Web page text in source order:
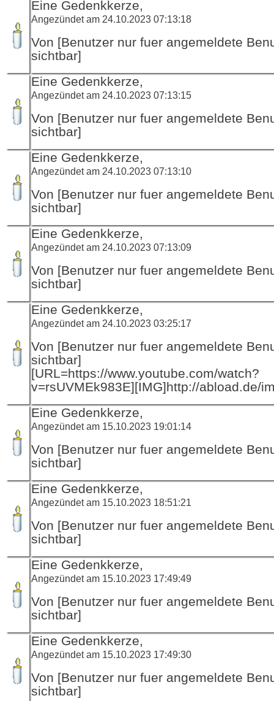
Eine Gedenkkerze,
Angezündet am 24.10.2023 07:13:18
Von [Benutzer nur fuer angemeldete
sichtbar]
Eine Gedenkkerze,
Angezündet am 24.10.2023 07:13:15
Von [Benutzer nur fuer angemeldete
sichtbar]
Eine Gedenkkerze,
Angezündet am 24.10.2023 07:13:10
Von [Benutzer nur fuer angemeldete
sichtbar]
Eine Gedenkkerze,
Angezündet am 24.10.2023 07:13:09
Von [Benutzer nur fuer angemeldete
sichtbar]
Eine Gedenkkerze,
Angezündet am 24.10.2023 03:25:17
Von [Benutzer nur fuer angemeldete
sichtbar]
[URL=https://www.youtube.com/watch?
v=rsUVMEk983E][IMG]http://abload.de/
Eine Gedenkkerze,
Angezündet am 15.10.2023 19:01:14
Von [Benutzer nur fuer angemeldete
sichtbar]
Eine Gedenkkerze,
Angezündet am 15.10.2023 18:51:21
Von [Benutzer nur fuer angemeldete
sichtbar]
Eine Gedenkkerze,
Angezündet am 15.10.2023 17:49:49
Von [Benutzer nur fuer angemeldete
sichtbar]
Eine Gedenkkerze,
Angezündet am 15.10.2023 17:49:30
Von [Benutzer nur fuer angemeldete
sichtbar]